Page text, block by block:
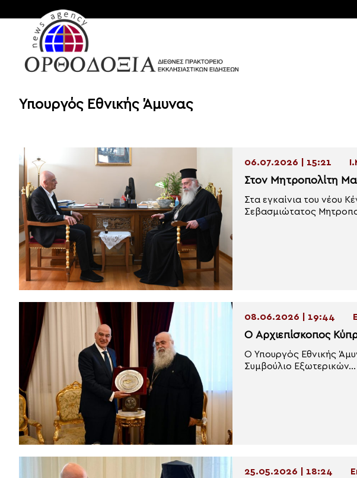
Υπουργός Εθνικής Άμυνας
06.07.2026 | 15:21
Στον Μητροπολίτη
Στα εγκαίνια του νέου
Σεβασμιώτατος
08.06.2026 | 19:44
Ο Αρχιεπίσκοπος
Ο Υπουργός Εθνικής
Συμβούλιο Εξωτερικών...
25.05.2026 | 18:24